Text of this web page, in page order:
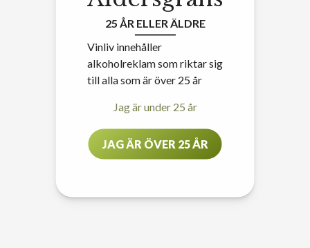
25 ÅR ELLER ÄLDRE
Vinliv innehåller
alkoholreklam som riktar sig
till alla som är över 25 år
Jag är under 25 år
JAG ÄR ÖVER 25 ÅR